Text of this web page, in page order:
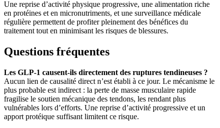
Une reprise d’activité physique progressive, une alimentation riche
en protéines et en micronutriments, et une surveillance médicale
régulière permettent de profiter pleinement des bénéfices du
traitement tout en minimisant les risques de blessures.
Questions fréquentes
Les GLP-1 causent-ils directement des ruptures tendineuses ?
Aucun lien de causalité direct n’est établi à ce jour. Le mécanisme le
plus probable est indirect : la perte de masse musculaire rapide
fragilise le soutien mécanique des tendons, les rendant plus
vulnérables lors d’efforts. Une reprise d’activité progressive et un
apport protéique suffisant limitent ce risque.